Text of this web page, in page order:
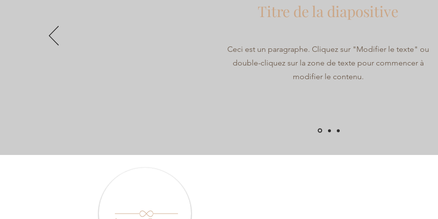
Titre de la diapositive
Ceci est un paragraphe. Cliquez sur "Modifier le texte" ou
double-cliquez sur la zone de texte pour commencer à
modifier le contenu.